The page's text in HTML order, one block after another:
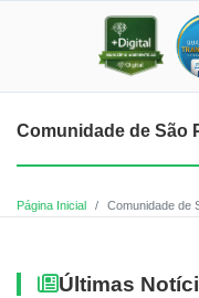
Comunidade de São
Página Inicial Comunidade de
Últimas